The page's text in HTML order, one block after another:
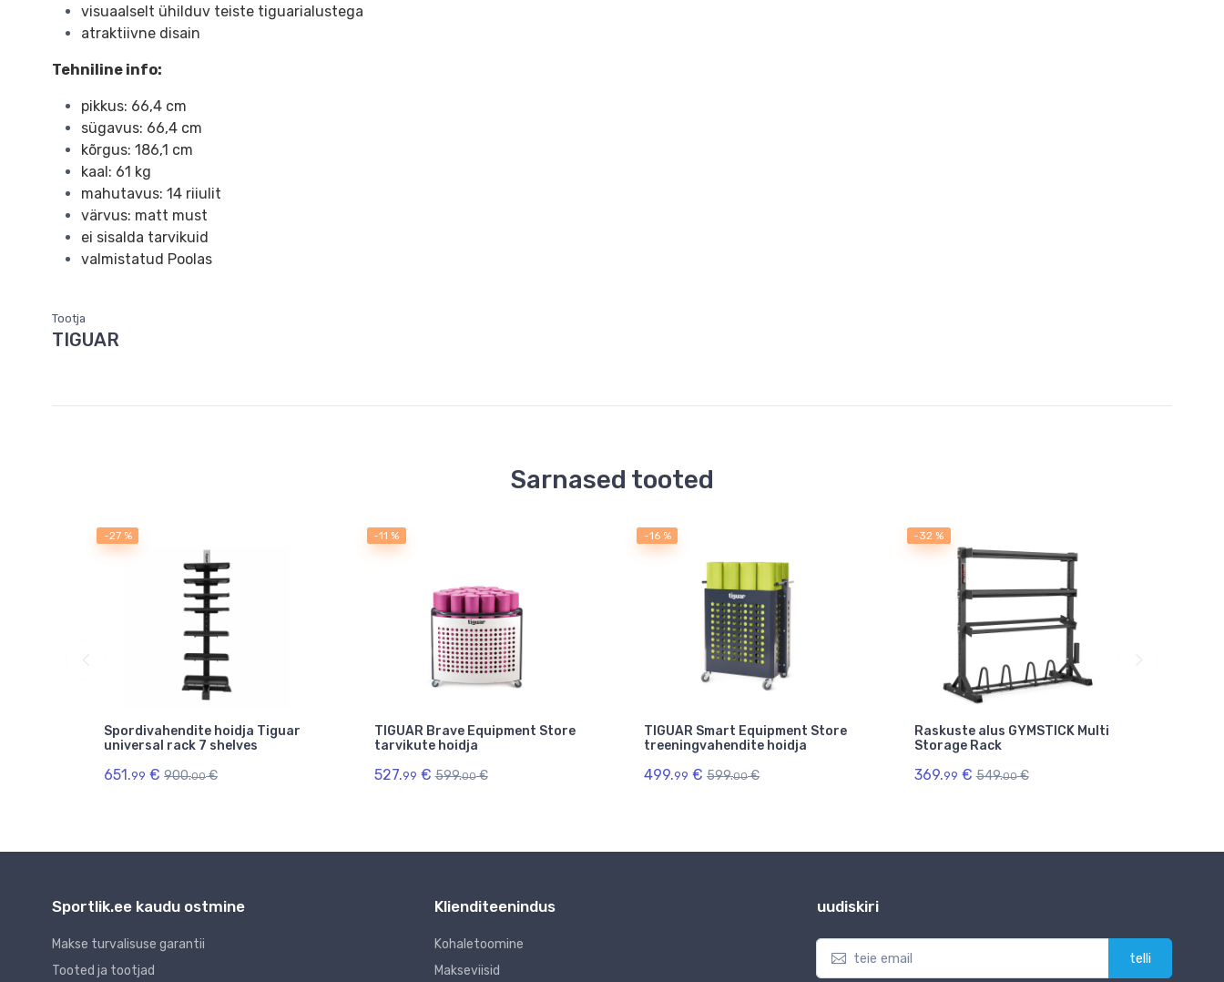
visuaalselt ühilduv teiste tiguarialustega
atraktiivne disain
Tehniline info:
pikkus: 66,4 cm
sügavus: 66,4 cm
kõrgus: 186,1 cm
kaal: 61 kg
mahutavus: 14 riiulit
värvus: matt must
ei sisalda tarvikuid
valmistatud Poolas
Tootja
TIGUAR
Sarnased tooted
-27 %
Spordivahendite hoidja Tiguar
universal rack 7 shelves
651.99 € 900.00€
-11 %
TIGUAR Brave Equipment Store
tarvikute hoidja
527.99 €599.00€
-16 %
TIGUAR Smart Equipment Store
treeningvahendite hoidja
499.99 € 599.00€
-32 %
Raskuste alus GYMSTICK Multi
Storage Rack
369.99 €549.00€
Sportlik.ee kaudu ostmine
Makse turvalisuse garantii
Tooted ja tootjad
Klienditeenindus
Kohaletoomine
Makseviisid
uudiskiri
telli